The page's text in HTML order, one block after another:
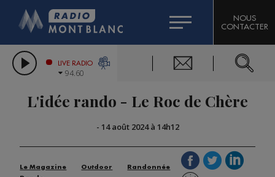
LES CHRONIQUES DE L'EXPERT
CITIZEN MACHINERY
GRAND MASSIF DOMAINES SKIABLES
BIGARD
COMPAGNIE DU MONT-BLANC
NOUS
CONTACTER
LIVE RADIO
94.60
L'idée rando - Le Roc de Chère
- 14 août 2024 à 14h12
Le Magazine Outdoor
Randonnée